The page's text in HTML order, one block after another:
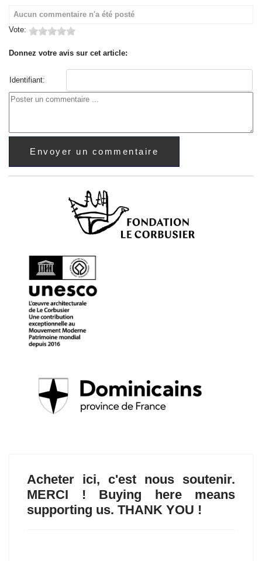
Aucun commentaire n'a été posté
Vote:
Donnez votre avis sur cet article:
Identifiant:
Acheter ici, c'est nous soutenir.
MERCI ! Buying here means
supporting us. THANK YOU !